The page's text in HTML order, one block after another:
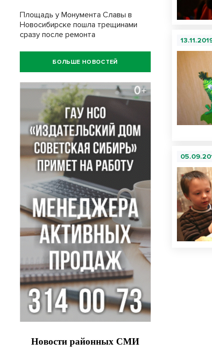
Площадь у Монумента Славы в
Новосибирске пошла трещинами
сразу после ремонта
БОЛЬШЕ НОВОСТЕЙ